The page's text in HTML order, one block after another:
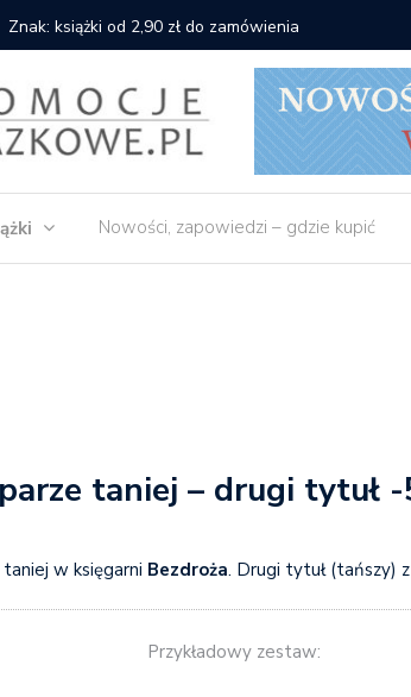
Znak: książki od 2,90 zł do zamówienia
Nowości, zapowiedzi – gdzie kupić
taniej – drugi tytuł
w księgarni Bezdroża. Drugi tytuł (tańszy) z
Przykładowy zestaw: